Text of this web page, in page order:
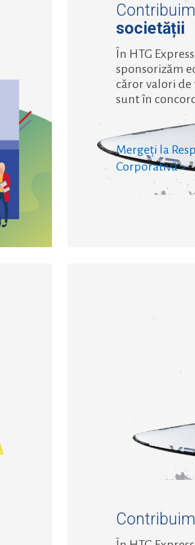
societății
În HTG
sponsorizăm
căror valori de
sunt în
Mergeți la
Corporativă >